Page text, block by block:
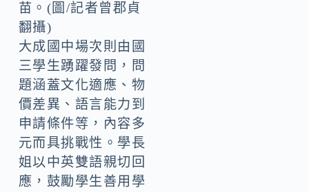
苗。(圖/記者曾郡貞
翻攝)
大成國中場次則由國
三學生踴躍發問，問
題涵蓋文化適應、物
價差異、語言能力到
申請條件等，內容多
元而具挑戰性。學長
姐以中英雙語親切回
應，鼓勵學生善用學